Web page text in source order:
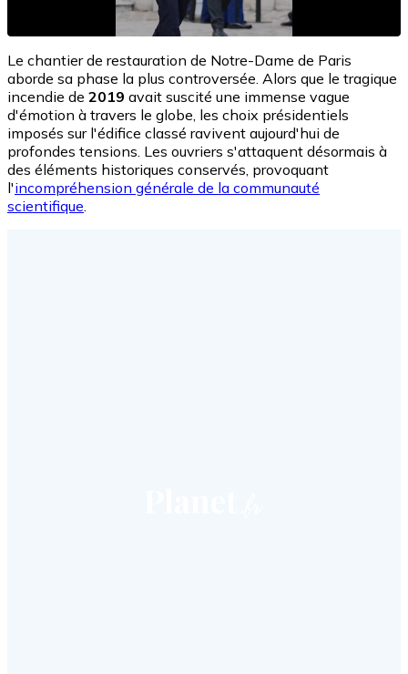
Le chantier de restauration de Notre-Dame de Paris
aborde sa phase la plus controversée. Alors que le tragique
incendie de 2019 avait suscité une immense vague
d'émotion à travers le globe, les choix présidentiels
imposés sur l'édifice classé ravivent aujourd'hui de
profondes tensions. Les ouvriers s'attaquent désormais à
des éléments historiques conservés, provoquant
l'incompréhension générale de la communauté
scientifique